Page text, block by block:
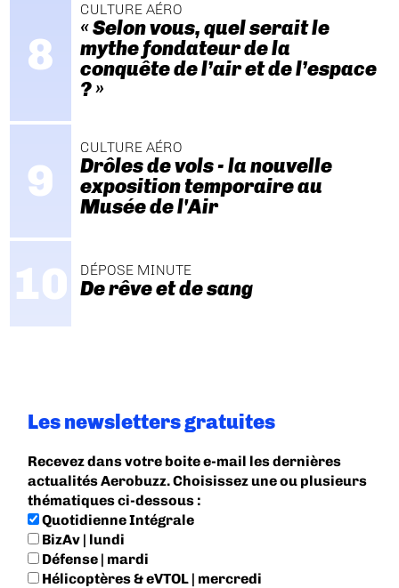
CULTURE AÉRO
« Selon vous, quel serait le
mythe fondateur de la
conquête de l’air et de l’espace
? »
CULTURE AÉRO
Drôles de vols - la nouvelle
exposition temporaire au
Musée de l'Air
DÉPOSE MINUTE
De rêve et de sang
Les newsletters gratuites
Recevez dans votre boite e-mail les dernières
actualités Aerobuzz. Choisissez une ou plusieurs
thématiques ci-dessous :
Quotidienne Intégrale
BizAv | lundi
Défense | mardi
Hélicoptères & eVTOL | mercredi